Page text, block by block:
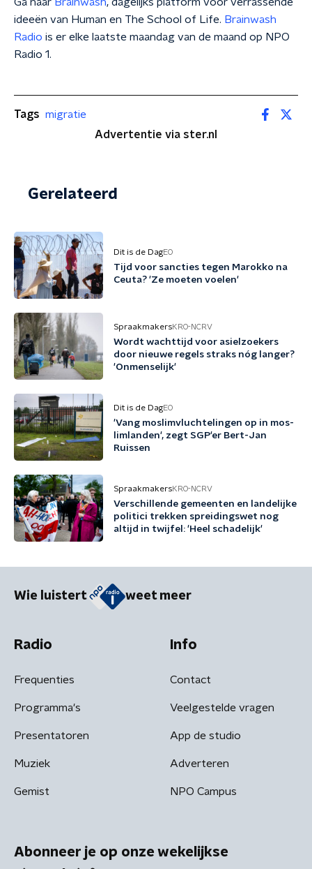
ideeën van Human en The School of Life. Brainwash
Radio is er elke laatste maandag van de maand op NPO
Radio 1.
Tags migratie
Advertentie via ster.nl
Gerelateerd
Dit is de DagEO
Tijd voor sancties tegen Marokko na
Ceuta? 'Ze moeten voelen'
SpraakmakersKRO-NCRV
Wordt wachttijd voor asielzoekers
door nieuwe regels straks nóg langer?
'Onmenselijk'
Dit is de DagEO
'Vang mos­lim­vluch­te­lin­gen op in mos­
lim­lan­den', zegt SGP'er Bert-Jan
Ruissen
SpraakmakersKRO-NCRV
Verschillende gemeenten en landelijke
politici trekken spreidingswet nog
altijd in twijfel: 'Heel schadelijk'
Wie luistert weet meer
Radio
Frequenties
Programma's
Presentatoren
Muziek
Gemist
Info
Contact
Veelgestelde vragen
App de studio
Adverteren
NPO Campus
Abonneer je op onze wekelijkse